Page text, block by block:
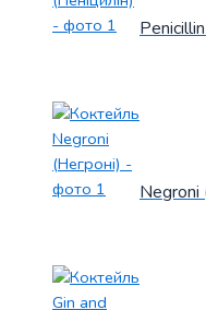
Negroni